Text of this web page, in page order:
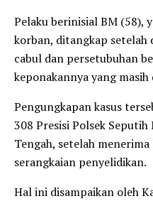
Pelaku berinisial BM (58),
korban, ditangkap setelah
cabul dan persetubuhan
keponakannya yang masih
Pengungkapan kasus
308 Presisi Polsek
Tengah, setelah
serangkaian penyelidikan.
Hal ini disampaikan oleh